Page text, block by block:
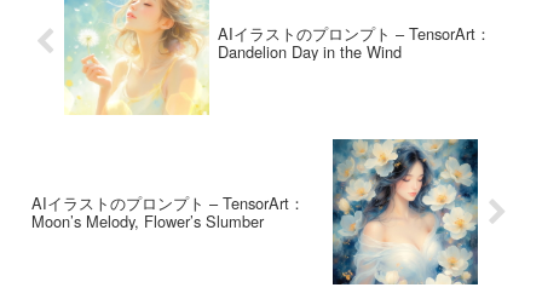
AIイラストのプロンプト – TensorArt：
Dandelion Day in the Wind
AIイラストのプロンプト – TensorArt：
Moon’s Melody, Flower’s Slumber